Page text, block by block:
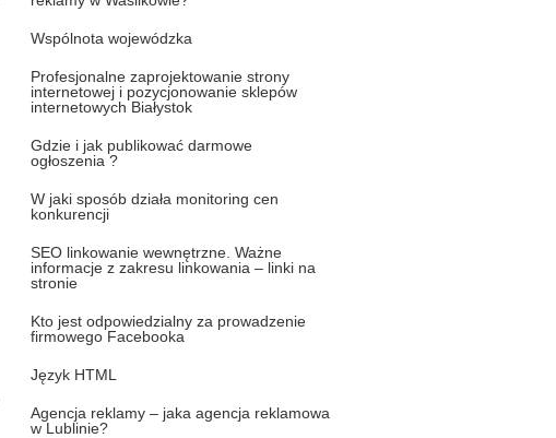
Wspólnota wojewódzka
Profesjonalne zaprojektowanie strony
internetowej i pozycjonowanie sklepów
internetowych Białystok
Gdzie i jak publikować darmowe
ogłoszenia ?
W jaki sposób działa monitoring cen
konkurencji
SEO linkowanie wewnętrzne. Ważne
informacje z zakresu linkowania – linki na
stronie
Kto jest odpowiedzialny za prowadzenie
firmowego Facebooka
Język HTML
Agencja reklamy – jaka agencja reklamowa
w Lublinie?